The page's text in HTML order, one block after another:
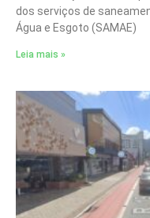
dos serviços de
Água e Esgoto (SAMAE)
Leia mais »